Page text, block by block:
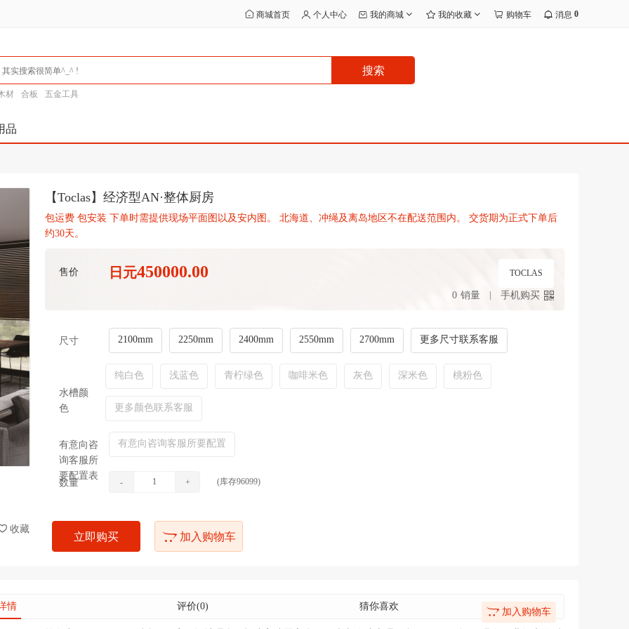
商城首页 个人中心 我的商城 我的收藏 购物车 消息 0
搜索
材 合板 五金工具
品
收藏
【Toclas】经济型AN·整体厨房
包运费 包安装 下单时需提供现场平面图以及安内图。 北海道、冲绳及离岛地区不在配送范围内。 交货期为正式下单后
约30天。
售价 日元450000.00
0 销量 手机购买
TOCLAS
尺寸 2100mm 2250mm 2400mm 2550mm 2700mm 更多尺寸联系客服
水槽颜
色
纯白色 浅蓝色 青柠绿色 咖啡米色 灰色 深米色 桃粉色
更多颜色联系客服
有意向咨
询客服所
要配置表
有意向咨询客服所要配置
数量 - + (库存96099)
立即购买 加入购物车
加入购物车
情 评价(0) 猜你喜欢